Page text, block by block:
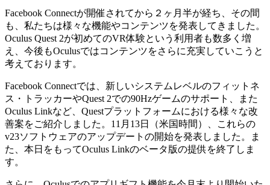
Facebook Connectが開催されてから２ヶ月半が経ち、その間
も、私たちは様々な機能やコンテンツを発表してきました。
Oculus Quest 2が初めてのVR体験という利用者も数多く増
え、今後もOculusではコンテンツをさらに充実していこうと
考えております。
Facebook Connectでは、新しいシステムレベルのフィットネ
ス・トラッカーやQuest 2での90Hzゲームのサポート、また
Oculus Linkなど、Questプラットフォームにおける様々な改
善案をご紹介しました。11月13日（米国時間）、これらの
v23ソフトウェアのアップデートの開始を発表しました。ま
た、本日をもってOculus Linkのベータ版の提供を終了しま
す。